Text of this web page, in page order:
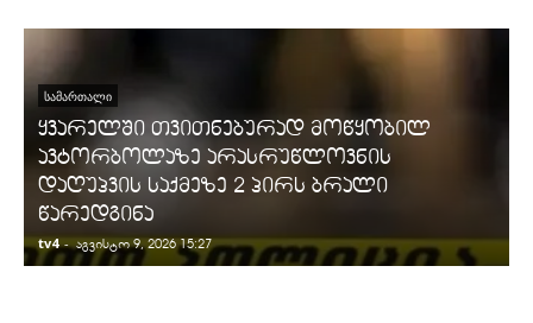
ᲡᲐᲛᲐᲠᲗᲐᲚᲘ
ყვარელში თვითნებურად მოწყობილ
ავტორბოლაზე არასრუწლოვნის
დაღუპვის საქმეზე 2 პირს ბრალი
წარედგინა
tv4 - აგვისტო 9, 2026 15:27